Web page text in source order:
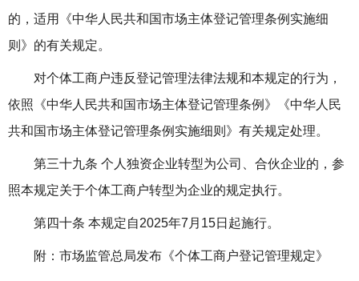
的，适用《中华人民共和国市场主体登记管理条例实施细
则》的有关规定。
对个体工商户违反登记管理法律法规和本规定的行为，
依照《中华人民共和国市场主体登记管理条例》《中华人民
共和国市场主体登记管理条例实施细则》有关规定处理。
第三十九条 个人独资企业转型为公司、合伙企业的，参
照本规定关于个体工商户转型为企业的规定执行。
第四十条 本规定自2025年7 月 15日起施行。
附：市场监管总局发布《个体工商户登记管理规定》